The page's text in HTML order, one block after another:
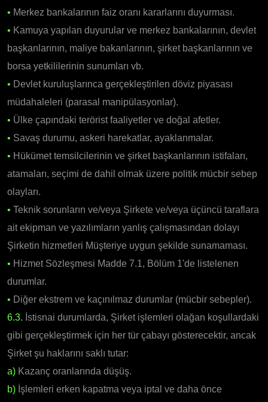
• Merkez bankalarının faiz oranı kararlarını duyurması.
• Kamuya yapılan duyurular ve merkez bankalarının, devlet
başkanlarının, maliye bakanlarının, şirket başkanlarının ve
borsa yetkililerinin sunumları vb.
• Devlet kuruluşlarınca gerçekleştirilen döviz piyasası
müdahaleleri (parasal manipülasyonlar).
• Ülke çapındaki terörist faaliyetler ve doğal afetler.
• Savaş durumu, askeri harekatlar, ayaklanmalar.
• Hükümet temsilcilerinin ve şirket başkanlarının istifaları,
atamaları, seçimi de dahil olmak üzere politik mücbir sebep
olayları.
• Teknik sorunların ve/veya Şirkete ve/veya üçüncü taraflara
ait ekipman ve yazılımların yanlış çalışmasından dolayı
Şirketin hizmetleri Müşteriye uygun şekilde sunamaması.
• Hizmet Sözleşmesi Madde 7.1, Bölüm 1'de listelenen
durumlar.
• Diğer ekstrem ve kaçınılmaz durumlar (mücbir sebepler).
6.3. İstisnai durumlarda, Şirket işlemleri olağan koşullardaki
gibi gerçekleştirmek için her tür çabayı gösterecektir, ancak
Şirket şu haklarını saklı tutar:
a) Kazanç oranlarında düşüş.
b) İşlemleri erken kapatma veya iptal ve daha önce